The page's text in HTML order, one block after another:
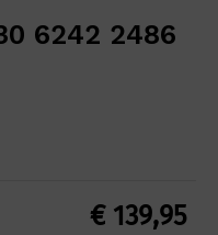
6242 2486
€139,95